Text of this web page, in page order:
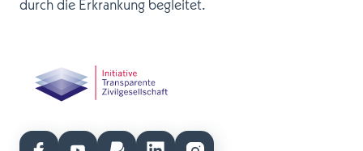
durch die Erkrankung begleitet.